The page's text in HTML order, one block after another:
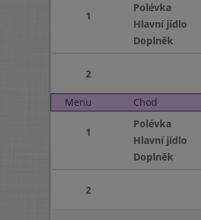
1
Polévka
Hlavní jídlo
Doplněk
2
Menu Chod
1
Polévka
Hlavní jídlo
Doplněk
2